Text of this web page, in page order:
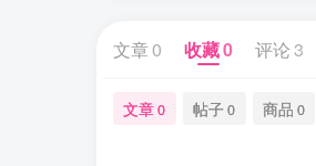
文章0 收藏0 评论 3
文章0 帖子0 商品 0